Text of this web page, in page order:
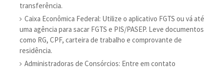
transferência.
Caixa Econômica Federal: Utilize o aplicativo FGTS ou vá até
uma agência para sacar FGTS e PIS/PASEP. Leve documentos
como RG, CPF, carteira de trabalho e comprovante de
residência.
Administradoras de Consórcios: Entre em contato